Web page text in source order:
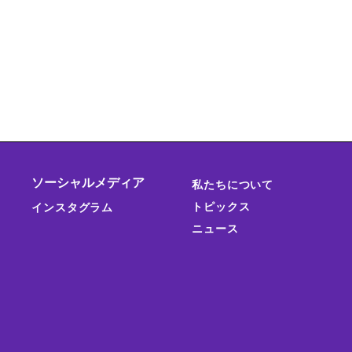
ソーシャルメディア
インスタグラム
私たちについて
トピックス
ニュース